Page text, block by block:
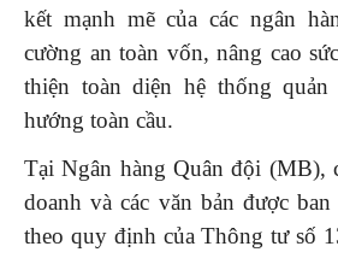
kết mạnh mẽ của các ngân
cường an toàn vốn, nâng cao
thiện toàn diện hệ thống
hướng toàn cầu.
Tại Ngân hàng Quân đội (MB),
doanh và các văn bản được
theo quy định của Thông tư số